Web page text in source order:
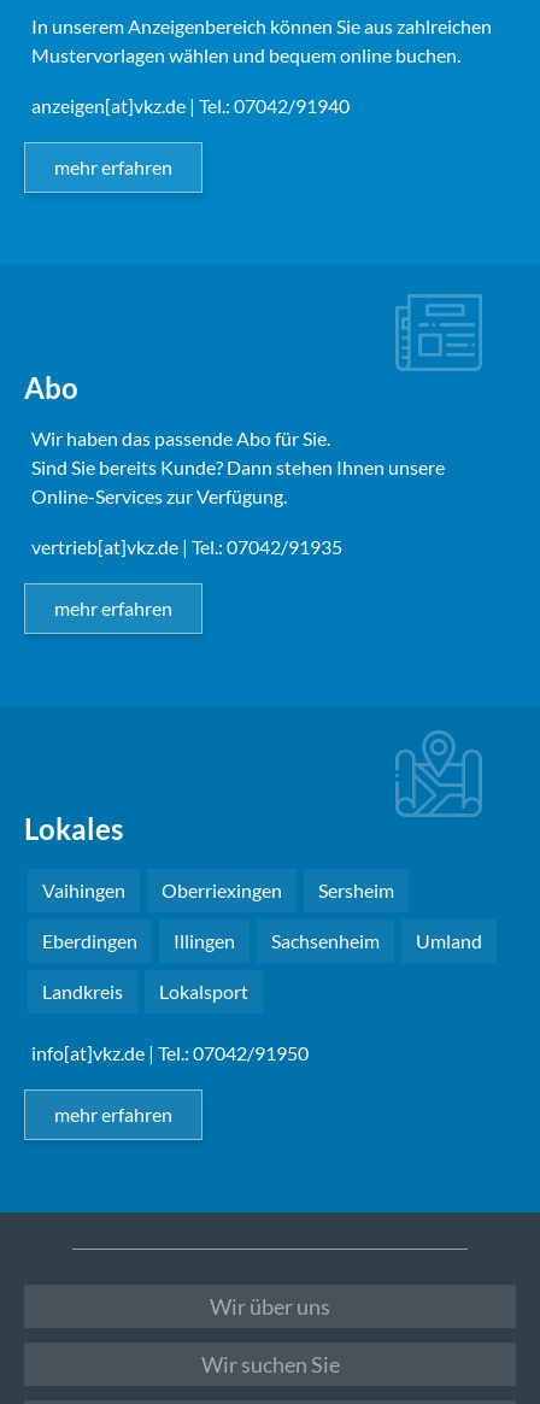
In unserem Anzeigenbereich können Sie aus zahlreichen
Mustervorlagen wählen und bequem online buchen.
anzeigen[at]vkz.de | Tel.: 07042/91940
mehr erfahren
Abo
Wir haben das passende Abo für Sie.
Sind Sie bereits Kunde? Dann stehen Ihnen unsere
Online-Services zur Verfügung.
vertrieb[at]vkz.de | Tel.: 07042/91935
mehr erfahren
Lokales
Vaihingen Oberriexingen Sersheim
Eberdingen Illingen Sachsenheim Umland
Landkreis Lokalsport
info[at]vkz.de | Tel.: 07042/91950
mehr erfahren
Wir über uns
Wir suchen Sie